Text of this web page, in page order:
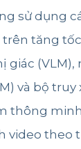
sử dụng
tăng
giác (VLM),
và bộ truy
thông
video theo